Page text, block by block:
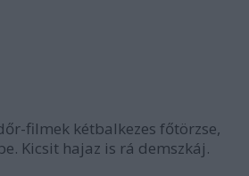
filmek kétbalkezes főtörzse,
Kicsit hajaz is rá demszkáj.